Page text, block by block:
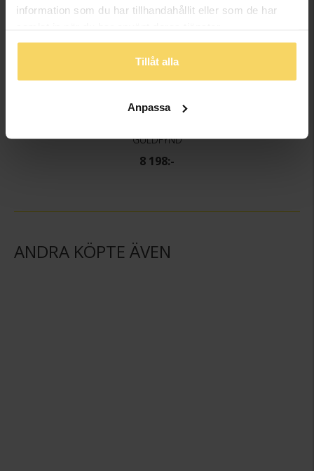
information som du har tillhandahållit eller som de har
Tillåt alla
Anpassa
GULDFYND
8 198:-
ANDRA KÖPTE ÄVEN